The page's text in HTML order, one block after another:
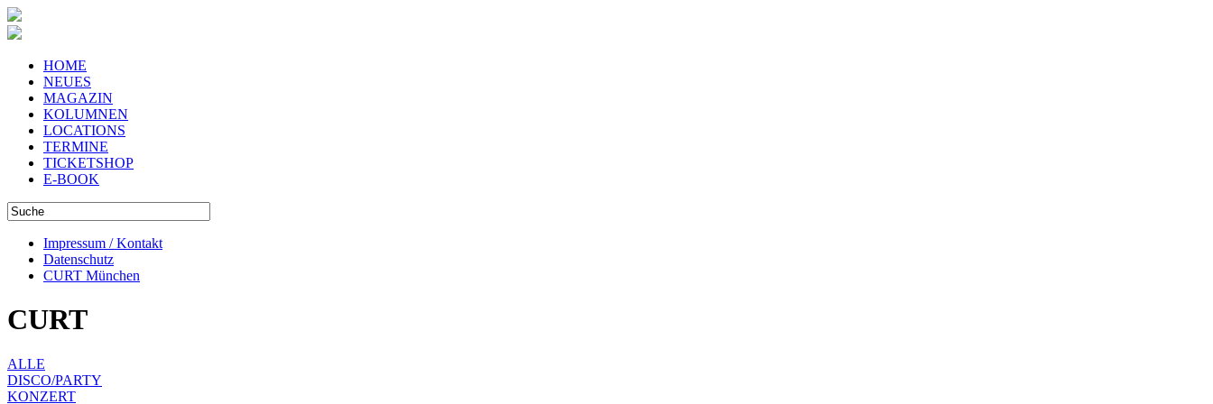
HOME
NEUES
MAGAZIN
KOLUMNEN
LOCATIONS
TERMINE
TICKETSHOP
E-BOOK
Impressum / Kontakt
Datenschutz
CURT München
CURT
ALLE
DISCO/PARTY
KONZERT